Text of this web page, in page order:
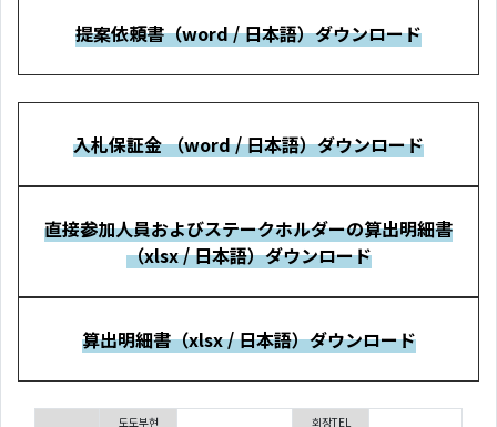
提案依頼書（word / 日本語）ダウンロード
入札保証金 （word / 日本語）ダウンロード
直接参加人員およびステークホルダーの算出明細書
（xlsx / 日本語）ダウンロード
算出明細書（xlsx / 日本語）ダウンロード
도도부현 회장TEL